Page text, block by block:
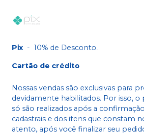
Pix - 10% de Desconto.
Cartão de crédito
Nossas vendas são exclusivas para
devidamente habilitados. Por isso,
só são realizados após a
cadastrais e dos itens que constam
atento, após você finalizar seu